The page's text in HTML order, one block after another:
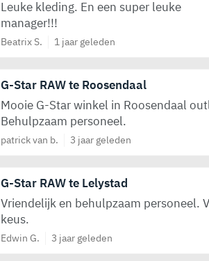
Leuke kleding. En een super leuke
manager!!!
Beatrix S. 1 jaar geleden
G-Star RAW te Roosendaal
Mooie G-Star winkel in Roosendaal
Behulpzaam personeel.
patrick van b. 3 jaar geleden
G-Star RAW te Lelystad
Vriendelijk en behulpzaam personeel.
keus.
Edwin G. 3 jaar geleden